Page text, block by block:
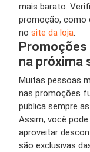
mais barato.
promoção, como
no site da loja
Promoções
na próxima
Muitas pessoas
nas promoções
publica sempre
Assim, você
aproveitar
são exclusivas